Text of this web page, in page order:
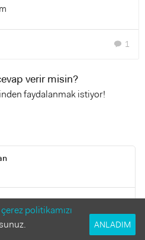
chat 1
verir misin?
faydalanmak istiyor!
doğan bebeklerin daha minyon
anne baba boyunu bilmek de
büyüme açısından önemli.
çerez politikamızı
ANLADIM